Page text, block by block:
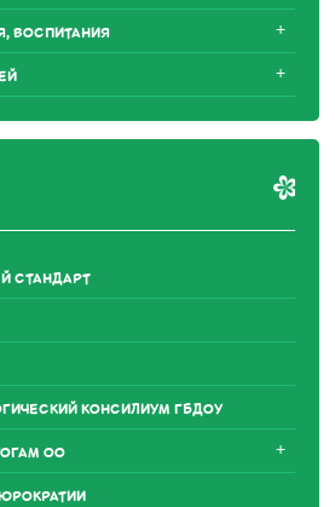
+
ВОСПИТАНИЯ
+
СТАНДАРТ
КОНСИЛИУМ ГБДОУ
+
ОО